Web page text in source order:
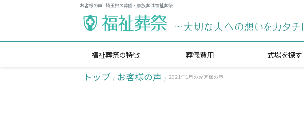
お客様の声 | 埼玉県の葬儀・家族葬は福祉葬祭
福祉葬祭の特徴 葬儀費用 式場を探す
トップ お客様の声 2021年1月のお客様の声